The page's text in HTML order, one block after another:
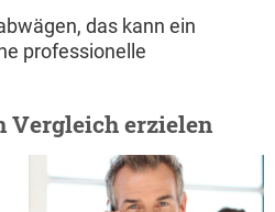
das kann ein
professionelle
Vergleich erzielen